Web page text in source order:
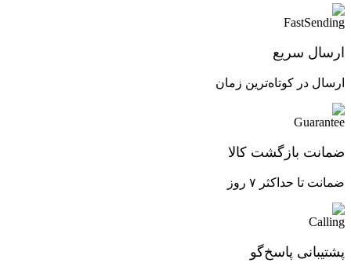
ارسال سریع
ارسال در کوتاه‌ترین زمان
ضمانت بازگشت کالا
ضمانت تا حداکثر ۷ روز
پشتیبانی پاسخ‌گو